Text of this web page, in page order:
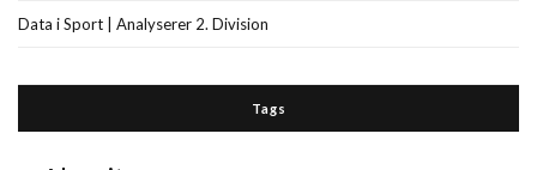
Data i Sport | Analyserer 2. Division
Tags